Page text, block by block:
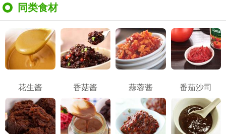
同类食材
花生酱 香菇酱 蒜蓉酱 番茄沙司